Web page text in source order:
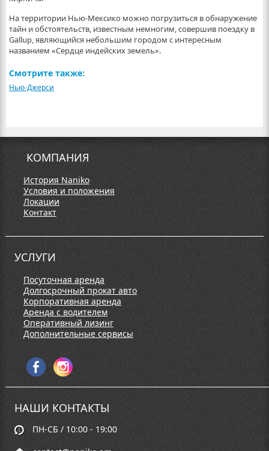
На территории Нью-Мексико можно погрузиться в обнаружение
тайн и обстоятельств, известным немногим, совершив поездку в
Gallup, являющийся небольшим городом с интересным
названием «Сердце индейских земель».
Смотрите также:
Нью-Джерси
КОМПАНИЯ
История Naniko
Условия и положения
Локации
Контакт
УСЛУГИ
Посуточная аренда
Долгосрочный прокат авто
Корпоративная аренда
Аренда с водителем
Оперативный лизинг
Дополнительные сервисы
НАШИ КОНТАКТЫ
ПН-СБ / 10:00 - 19:00